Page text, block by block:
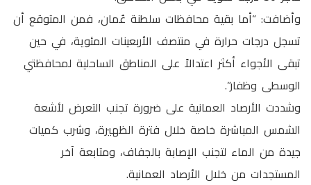
وأضافت: “أما بقية محافظات سلطنة عُمان، فمن المتوقع أن
تسجل درجات حرارة في منتصف الأربعينات المئوية، في حين
تبقى الأجواء أكثر اعتدالاً على المناطق الساحلية لمحافظتي
الوسطى وظفار”.
وشددت الأرصاد العمانية على ضرورة تجنب التعرض لأشعة
الشمس المباشرة خاصة خلال فترة الظهيرة، وشرب كميات
جيدة من الماء لتجنب الإصابة بالجفاف، ومتابعة آخر
المستجدات من خلال الأرصاد العمانية.